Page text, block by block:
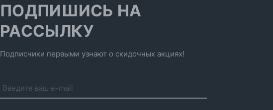
ПОДПИШИСЬ НА
РАССЫЛКУ
Подписчики первыми узнают о скидочных акциях!